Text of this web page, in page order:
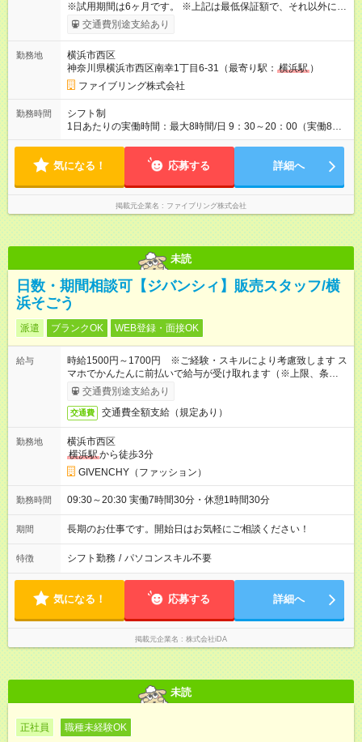
※試用期間は6ヶ月です。 ※上記は最低保証額で、それ以外に売
上や予算達成率に応じた手当や出張手当、宿泊手当が支給され
ます。 ※経験や能力などを考慮の上、決定いたします。 [年収例]
年） ※詳細は当社HPをご参照ください。 https://www.fivering.jp/
【試用期間】試用期間あり 試用期間の長さ：6ヶ月 ※ 雇用形態
と給与に、本採用時と異なる部分があります。 雇用形態：中途
採用（契約社員） 給与：本採用時と同じです。
交通費別途支給あり
勤務地
横浜市西区
神奈川県横浜市西区南幸1丁目6-31（最寄り駅： 横浜駅 ）
ファイブリング株式会社
勤務時間
シフト制
1日あたりの実働時間：最大8時間/日 9：30～20：00（実働8時
間／シフト制） ※月間176時間の変形労働時間制。 ※休憩90分
気になる！ 応募する 詳細へ
掲載元企業名 ファイブリング株式会社
未読
日数・期間相談可【ジバンシィ】販売スタッフ/横
浜そごう
派遣 ブランクOK WEB登録・面接OK
給与
時給1500円～1700円 ※ご経験・スキルにより考慮致します ス
マホでかんたんに前払いで給与が受け取れます（※上限、条件
あり）交通費別途支給あり
交通費 交通費全額支給（規定あり）
勤務地
横浜市西区
横浜駅から徒歩3分
GIVENCHY（ファッション）
勤務時間 09:30～20:30 実働7時間30分・休憩1時間30分
期間 長期のお仕事です。開始日はお気軽にご相談ください！
特徴 シフト勤務 / パソコンスキル不要
気になる！ 応募する 詳細へ
掲載元企業名 株式会社iDA
未読
正社員 職種未経験OK